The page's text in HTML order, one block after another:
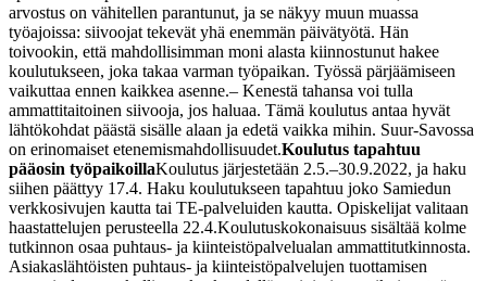
arvostus on vähitellen parantunut, ja se näkyy muun muassa
työajoissa: siivoojat tekevät yhä enemmän päivätyötä. Hän
toivookin, että mahdollisimman moni alasta kiinnostunut hakee
koulutukseen, joka takaa varman työpaikan. Työssä pärjäämiseen
vaikuttaa ennen kaikkea asenne.– Kenestä tahansa voi tulla
ammattitaitoinen siivooja, jos haluaa. Tämä koulutus antaa hyvät
lähtökohdat päästä sisälle alaan ja edetä vaikka mihin. Suur-Savossa
on erinomaiset etenemismahdollisuudet.Koulutus tapahtuu
pääosin työpaikoillaKoulutus järjestetään 2.5.–30.9.2022, ja haku
siihen päättyy 17.4. Haku koulutukseen tapahtuu joko Samiedun
verkkosivujen kautta tai TE-palveluiden kautta. Opiskelijat valitaan
haastattelujen perusteella 22.4.Koulutuskokonaisuus sisältää kolme
tutkinnon osaa puhtaus- ja kiinteistöpalvelualan ammattitutkinnosta.
Asiakaslähtöisten puhtaus- ja kiinteistöpalvelujen tuottamisen